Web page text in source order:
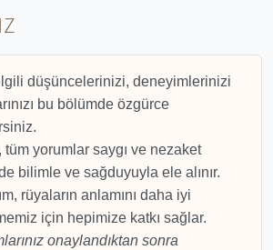
düşüncelerinizi, deneyimlerinizi
bu bölümde özgürce
tüm yorumlar saygı ve nezaket
bilimle ve sağduyuyla ele alınır.
rüyaların anlamını daha iyi
için hepimize katkı sağlar.
onaylandıktan sonra